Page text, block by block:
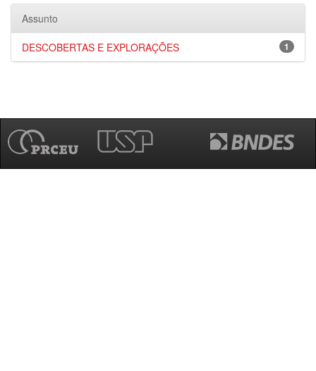
Assunto
1
DESCOBERTAS E EXPLORAÇÕES